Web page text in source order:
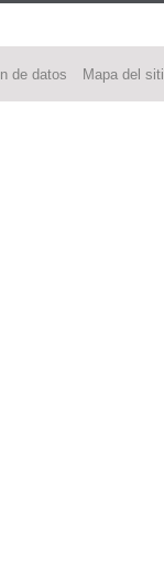
de datos Mapa del